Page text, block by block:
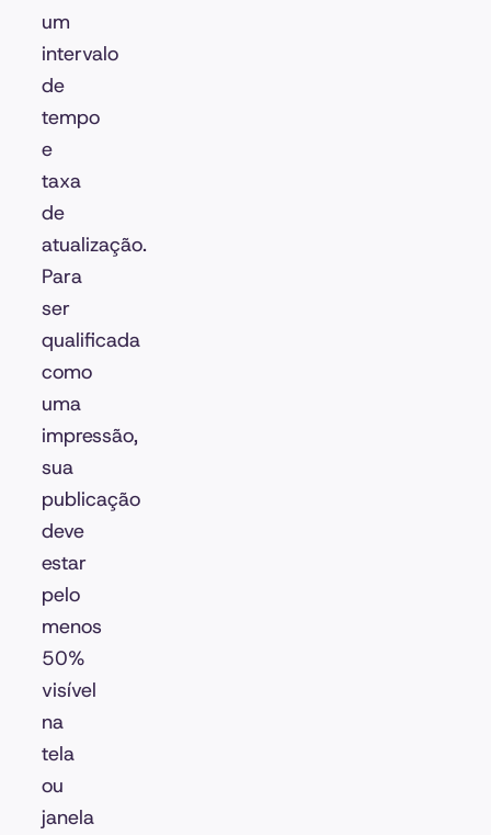
um
intervalo
de
tempo
e
taxa
de
atualização.
Para
ser
qualificada
como
uma
impressão,
sua
publicação
deve
estar
pelo
menos
50%
visível
na
tela
ou
janela